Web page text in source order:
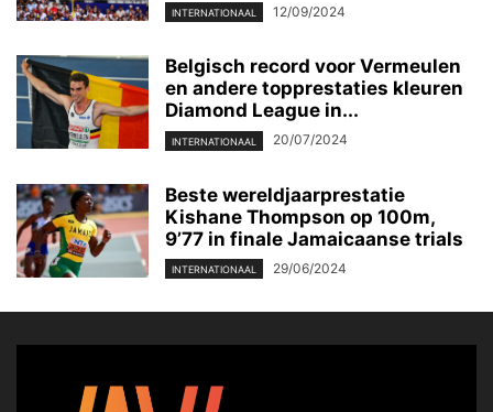
INTERNATIONAAL 12/09/2024
Belgisch record voor Vermeulen
en andere topprestaties kleuren
Diamond League in...
INTERNATIONAAL 20/07/2024
Beste wereldjaarprestatie
Kishane Thompson op 100m,
9’77 in finale Jamaicaanse trials
INTERNATIONAAL 29/06/2024